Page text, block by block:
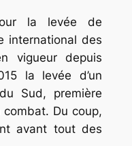
la levée de
international des
vigueur depuis
la levée d’un
Sud, première
Du coup,
avant tout des